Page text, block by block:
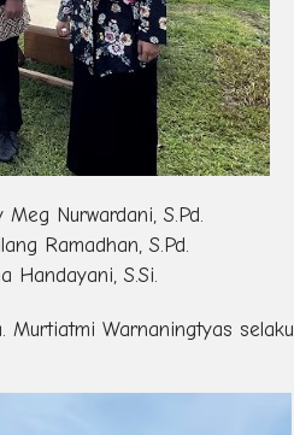
Nurwardani, S.Pd.
Ramadhan, S.Pd.
Handayani, S.Si.
Murtiatmi Warnaningtyas selaku